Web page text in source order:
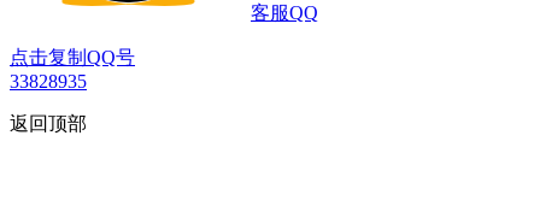
客服QQ
点击复制QQ号
33828935
返回顶部